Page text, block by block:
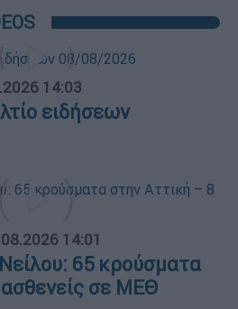
14:03
ειδήσεων
14:01
65 κρούσματα
σε ΜΕΘ